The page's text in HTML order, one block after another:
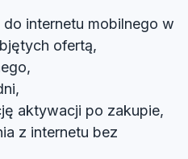
internetu mobilnego w
ofertą,
aktywacji po zakupie,
z internetu bez